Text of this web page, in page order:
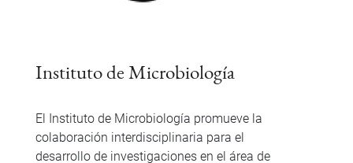
Instituto de Microbiología
El Instituto de Microbiología promueve la
colaboración interdisciplinaria para el
desarrollo de investigaciones en el área de